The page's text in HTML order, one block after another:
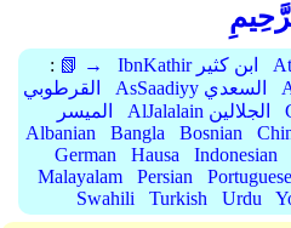
: 📗 → IbnKathir ابن كثير
القرطوبي
AsSaadiyy السعدي
الميسر
AlJalalain الجلالين
Albanian
Bangla Bosnian
German
Hausa Indonesian
Malayalam
Persian Portuguese
Swahili
Turkish Urdu